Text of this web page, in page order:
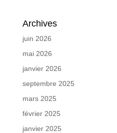
Archives
juin 2026
mai 2026
janvier 2026
septembre 2025
mars 2025
février 2025
janvier 2025